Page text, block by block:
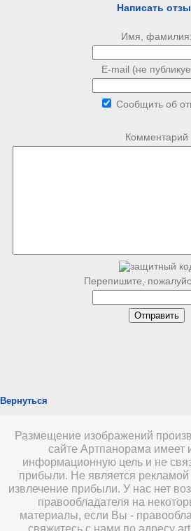
Написать
Имя, фамилия:
E-mail (не
Сообщить об
Комментарий
Перепишите,
Вернуться
Размещение изображений
сайте Артпанорама имеет
информационную цель и не
прибыли. Не является
извлечение прибыли. У нас нет
правообладателя на
материалы, если Вы -
свяжитесь с нами по адресу